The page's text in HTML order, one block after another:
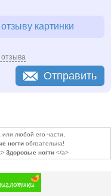
картинки
Отправить
любой его части,
ногтиобязательна!
Здоровые ногти </a>